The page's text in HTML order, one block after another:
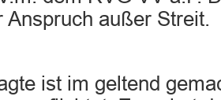
Anspruch außer Streit.
ist im geltend